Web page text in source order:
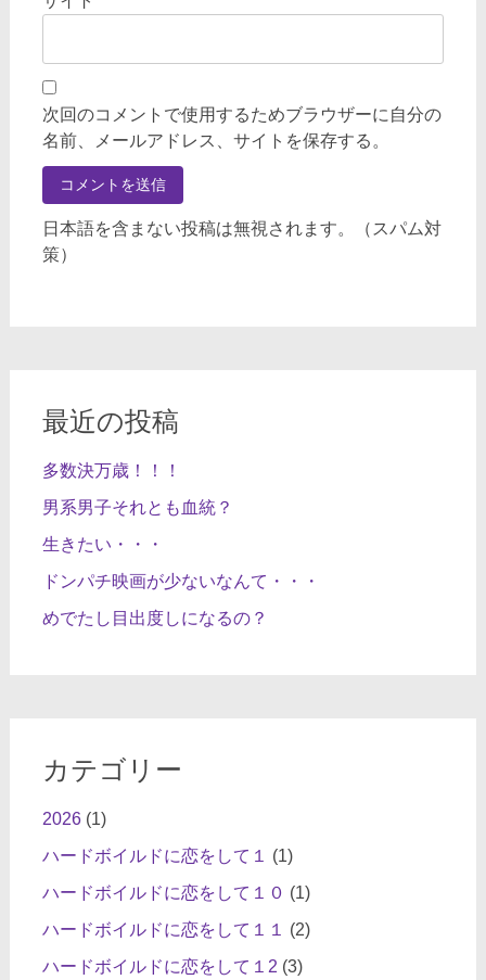
次回のコメントで使用するためブラウザーに自分の
名前、メールアドレス、サイトを保存する。
日本語を含まない投稿は無視されます。（スパム対
策）
最近の投稿
多数決万歳！！！
男系男子それとも血統？
生きたい・・・
ドンパチ映画が少ないなんて・・・
めでたし目出度しになるの？
カテゴリー
2026(1)
ハードボイルドに恋をして１
(1)
ハードボイルドに恋をして１０ (1)
ハードボイルドに恋をして１１
(2)
ハードボイルドに恋をして１2 (3)